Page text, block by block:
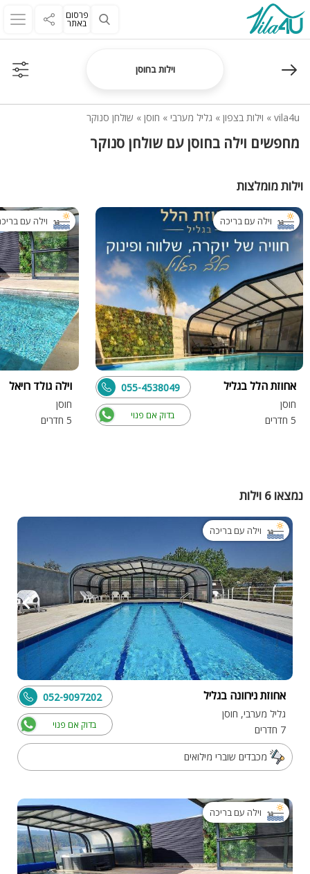
פרסום
באתר
וילות בחוסן
vila4u
» וילות בצפון » גליל מערבי » חוסן » שולחן סנוקר
מחפשים וילה בחוסן עם שולחן סנוקר
וילות מומלצות
וילה עם בריכה
אחוזת הלל בגליל
חוסן
5 חדרים
בדוק אם פנוי
055-4538049
וילה עם
וילה גולד רויאל
חוסן
5 חדרים
נמצאו 6 וילות
וילה עם בריכה
אחוזת נירוונה בגליל
גליל מערבי, חוסן
7 חדרים
בדוק אם פנוי
052-9097202
מכבדים שוברי מילואים
וילה עם בריכה